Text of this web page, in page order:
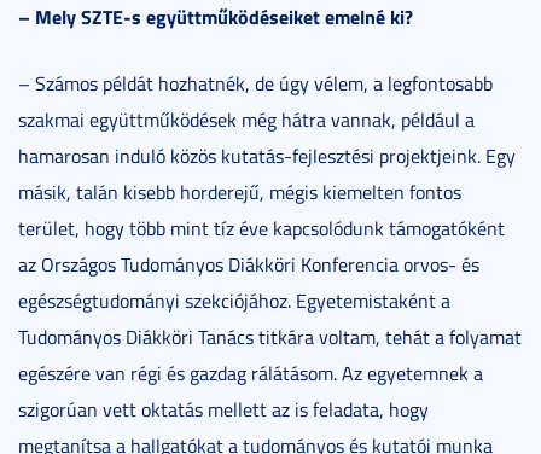
– Mely SZTE-s együttműködéseiket emelné ki?
– Számos példát hozhatnék, de úgy vélem, a legfontosabb
szakmai együttműködések még hátra vannak, például a
hamarosan induló közös kutatás-fejlesztési projektjeink. Egy
másik, talán kisebb horderejű, mégis kiemelten fontos
terület, hogy több mint tíz éve kapcsolódunk támogatóként
az Országos Tudományos Diákköri Konferencia orvos- és
egészségtudományi szekciójához. Egyetemistaként a
Tudományos Diákköri Tanács titkára voltam, tehát a folyamat
egészére van régi és gazdag rálátásom. Az egyetemnek a
szigorúan vett oktatás mellett az is feladata, hogy
megtanítsa a hallgatókat a tudományos és kutatói munka